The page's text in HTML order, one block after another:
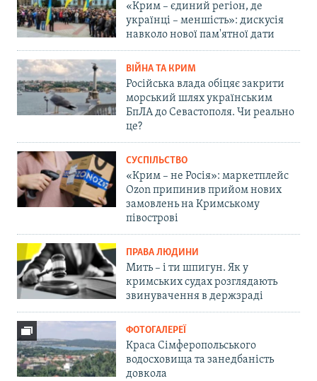
«Крим – єдиний регіон, де
українці – меншість»: дискусія
навколо нової пам'ятної дати
ВІЙНА ТА КРИМ
Російська влада обіцяє закрити
морський шлях українським
БпЛА до Севастополя. Чи реально
це?
СУСПІЛЬСТВО
«Крим – не Росія»: маркетплейс
Ozon припинив прийом нових
замовлень на Кримському
півострові
ПРАВА ЛЮДИНИ
Мить – і ти шпигун. Як у
кримських судах розглядають
звинувачення в держзраді
ФОТОГАЛЕРЕЇ
Краса Сімферопольського
водосховища та занедбаність
довкола